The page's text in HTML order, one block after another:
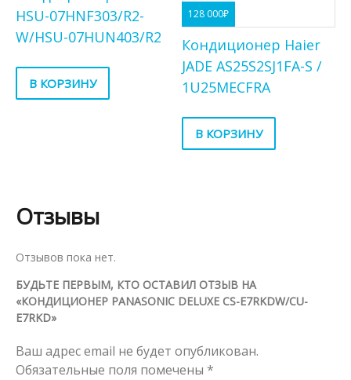
HSU-07HNF303/R2-
W/HSU-07HUN403/R2
В КОРЗИНУ
128 000₽
Кондиционер Haier
JADE AS25S2SJ1FA-S /
1U25MECFRA
В КОРЗИНУ
Отзывы
Отзывов пока нет.
БУДЬТЕ ПЕРВЫМ, КТО ОСТАВИЛ ОТЗЫВ НА
«КОНДИЦИОНЕР PANASONIC DELUXE CS-E7RKDW/CU-
E7RKD»
Ваш адрес email не будет опубликован.
Обязательные поля помечены *